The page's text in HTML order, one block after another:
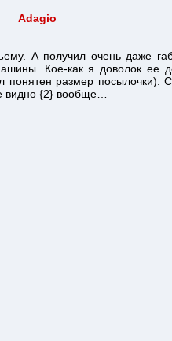
Adagio
А получил очень даже
Кое-как я доволок ее
размер посылочки).
видно {2} вообще…